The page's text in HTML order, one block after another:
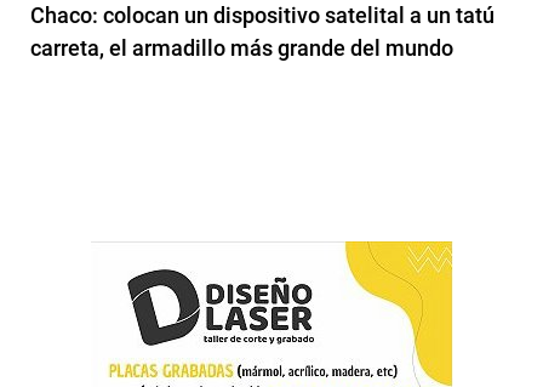
Chaco: colocan un dispositivo satelital a un tatú
carreta, el armadillo más grande del mundo